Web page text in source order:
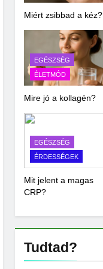
Miért zsibbad a kéz?
EGÉSZSÉG
ÉLETMÓD
Mire jó a kollagén?
EGÉSZSÉG
ÉRDESSÉGEK
Mit jelent a magas
CRP?
Tudtad?